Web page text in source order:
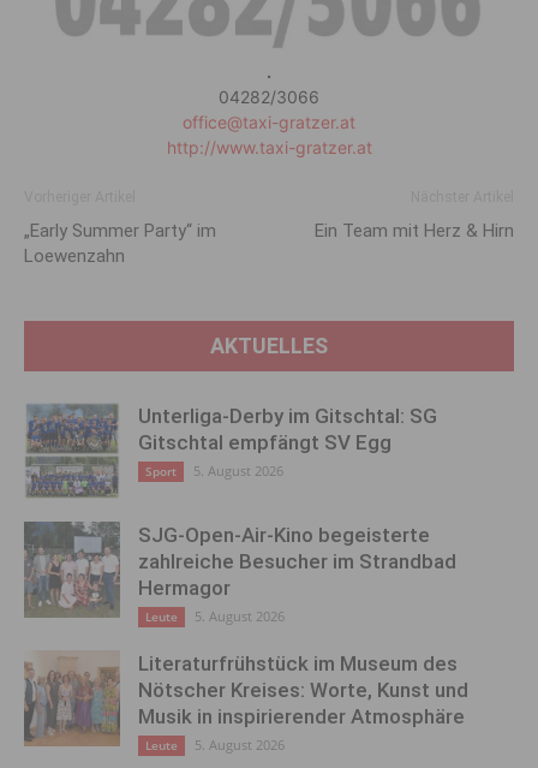
.
04282/3066
office@taxi-gratzer.at
http://www.taxi-gratzer.at
„Early Summer Party“ im
Loewenzahn
Ein Team mit Herz & Hirn
AKTUELLES
Unterliga-Derby im Gitschtal: SG
Gitschtal empfängt SV Egg
Sport 5. August 2026
SJG-Open-Air-Kino begeisterte
zahlreiche Besucher im Strandbad
Hermagor
Leute 5. August 2026
Literaturfrühstück im Museum des
Nötscher Kreises: Worte, Kunst und
Musik in inspirierender Atmosphäre
Leute 5. August 2026